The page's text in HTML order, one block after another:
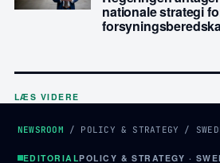
nationale strategi
LÆS VIDERE
NEWSROOM / POLICY & STRATEGY /
EDITORIALPOLICY & STRATEGY ·